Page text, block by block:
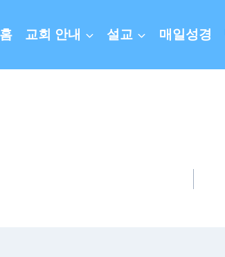
홈 교회 안내 설교 매일성경